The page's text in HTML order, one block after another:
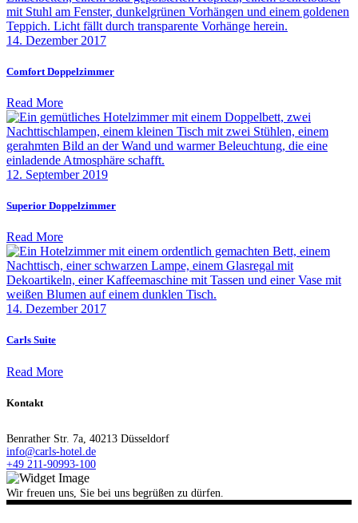
14. Dezember 2017
Comfort Doppelzimmer
Read More
12. September 2019
Superior Doppelzimmer
Read More
14. Dezember 2017
Carls Suite
Read More
Kontakt
Benrather Str. 7a, 40213 Düsseldorf
info@carls-hotel.de
+49 211-90993-100
Wir freuen uns, Sie bei uns begrüßen zu dürfen.